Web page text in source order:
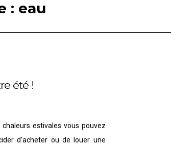
: eau
été !
chaleurs estivales vous pouvez
d’acheter ou de louer une